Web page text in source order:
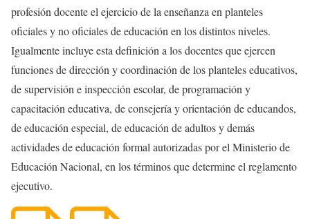
profesión docente el ejercicio de la enseñanza en planteles
oficiales y no oficiales de educación en los distintos niveles.
Igualmente incluye esta definición a los docentes que ejercen
funciones de dirección y coordinación de los planteles educativos,
de supervisión e inspección escolar, de programación y
capacitación educativa, de consejería y orientación de educandos,
de educación especial, de educación de adultos y demás
actividades de educación formal autorizadas por el Ministerio de
Educación Nacional, en los términos que determine el reglamento
ejecutivo.